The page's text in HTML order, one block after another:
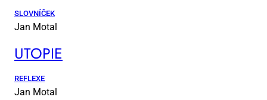
SLOVNÍČEK
Jan Motal
UTO­PIE
REFLEXE
Jan Motal